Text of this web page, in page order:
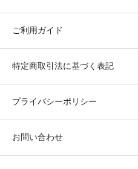
ご利用ガイド
特定商取引法に基づく表記
プライバシーポリシー
お問い合わせ